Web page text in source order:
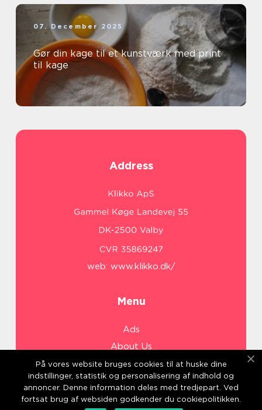
07. December 2025
Gør din kage til et kunstværk med print
til kage
Address
web: www.klikko.dk/
Menu
Ads
About Us
Cookies
Contact
Sitemap
På vores website bruges cookies til at huske dine
indstillinger, statistik og personalisering af indhold og
annoncer. Denne information deles med tredjepart. Ved
fortsat brug af websiden godkender du cookiepolitikken.